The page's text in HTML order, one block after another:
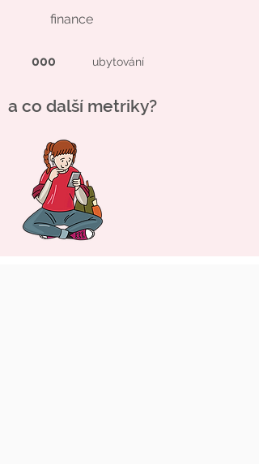
finance
000 ubytování
a co další metriky?